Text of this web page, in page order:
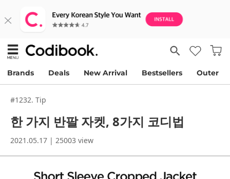
Brands Deals New Arrival Bestsellers Outer
#1232. Tip
한 가지 반팔 자켓, 8가지 코디법
2021.05.17 | 25003 view